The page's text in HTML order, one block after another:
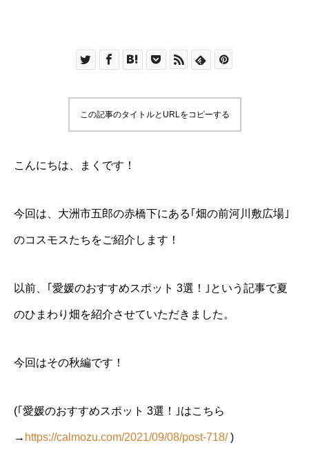
この記事のタイトルとURLをコピーする
こんにちは、まくです！
今回は、大洲市五郎の赤橋下にある｢畑の前河川敷広場｣
のコスモスたちをご紹介します！
以前、｢愛媛のおすすめスポット 3選！｣という記事で夏
のひまわり畑を紹介させていただきました。
今回はその秋編です！
(｢愛媛のおすすめスポット 3選！｣はこちら
→ https://calmozu.com/2021/09/08/post-718/)